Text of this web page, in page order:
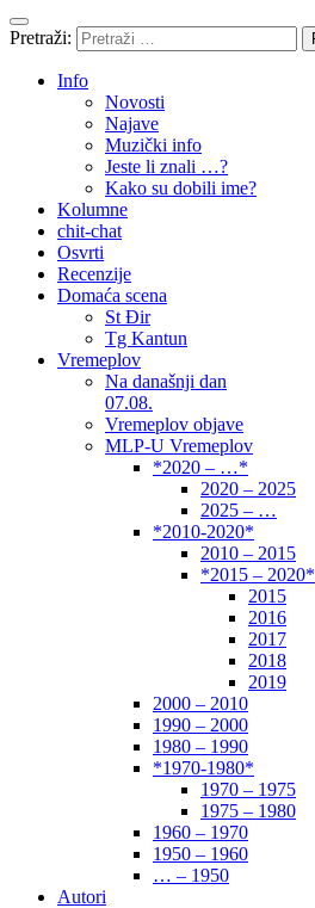
1960 – 1970
1950 – 1960
Autori
Pretraži:
Info
Novosti
Najave
Muzički info
Jeste li znali …?
Kako su dobili ime?
Kolumne
chit-chat
Osvrti
Recenzije
Domaća scena
St Đir
Tg Kantun
Vremeplov
Na današnji dan
07.08.
Vremeplov objave
MLP-U Vremeplov
*2020 – …*
2020 – 2025
2025 – …
*2010-2020*
2010 – 2015
*2015 – 2020*
2015
2016
2017
2018
2019
2000 – 2010
1990 – 2000
1980 – 1990
*1970-1980*
1970 – 1975
1975 – 1980
1960 – 1970
1950 – 1960
… – 1950
Autori